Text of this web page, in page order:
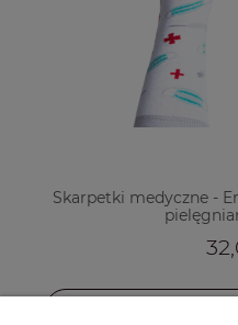
Skarpetki medyczne -